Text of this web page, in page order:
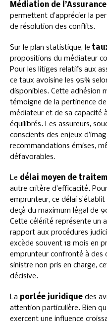
Médiation de l’Assurance
permettent d’apprécier la
de résolution des conflits.
Sur le plan statistique, le
propositions du médiateur
Pour les litiges relatifs aux
ce taux avoisine les 95%
disponibles. Cette adhésion
témoigne de la pertinence
médiateur et de sa capacité
équilibrés. Les assureurs,
conscients des enjeux
recommandations émises,
défavorables.
Le délai moyen de
autre critère d’efficacité.
emprunteur, ce délai
deçà du maximum légal de
Cette célérité représente un
rapport aux procédures
excède souvent 18 mois en
emprunteur confronté à des
sinistre non pris en charge,
décisive.
La portée juridique des
attention particulière. Bien
exercent une influence